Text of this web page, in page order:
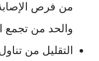
من فرص
والحد من تجمع
التقليل من